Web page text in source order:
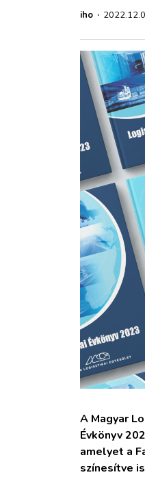
HAJÓZÁS
ARCHÍVUM
BELÉPÉS
REGISZTRÁCIÓ
iho ·
A Magyar
Évkönyv
amelyet a
színesítve